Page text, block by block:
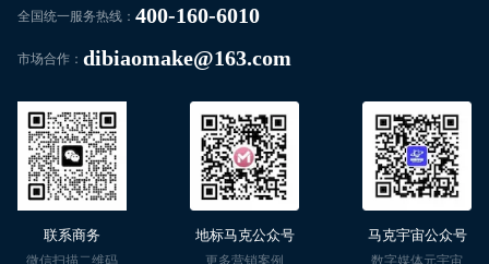
全国统一服务热线： 400-160-6010
市场合作： dibiaomake@163.com
联系商务
微信扫描二维码
地标马克公众号
更多营销案例
马克宇宙公众号
数字媒体元宇宙